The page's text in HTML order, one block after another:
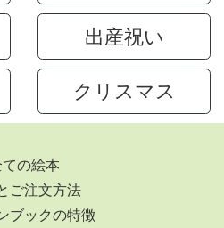
出産祝い
クリスマス
の絵本
ご注文方法
ブックの特徴